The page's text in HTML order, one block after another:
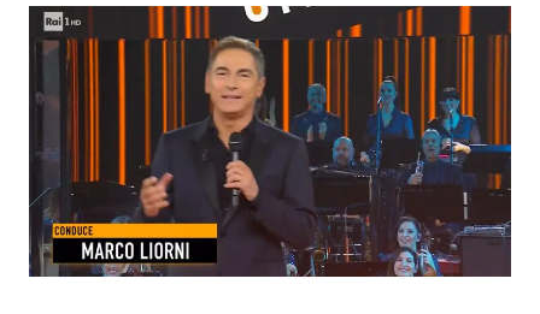
News Spettacolo
Casa
Moda e Style
Cucina e Ricette
Consigli di Cucina
Dolci